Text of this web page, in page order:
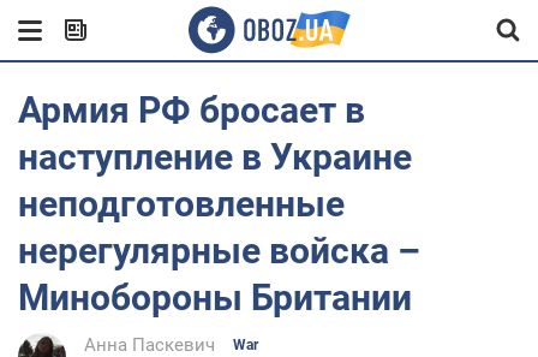
Армия РФ бросает в
наступление в Украине
неподготовленные
нерегулярные войска –
Минобороны Британии
Анна Паскевич War